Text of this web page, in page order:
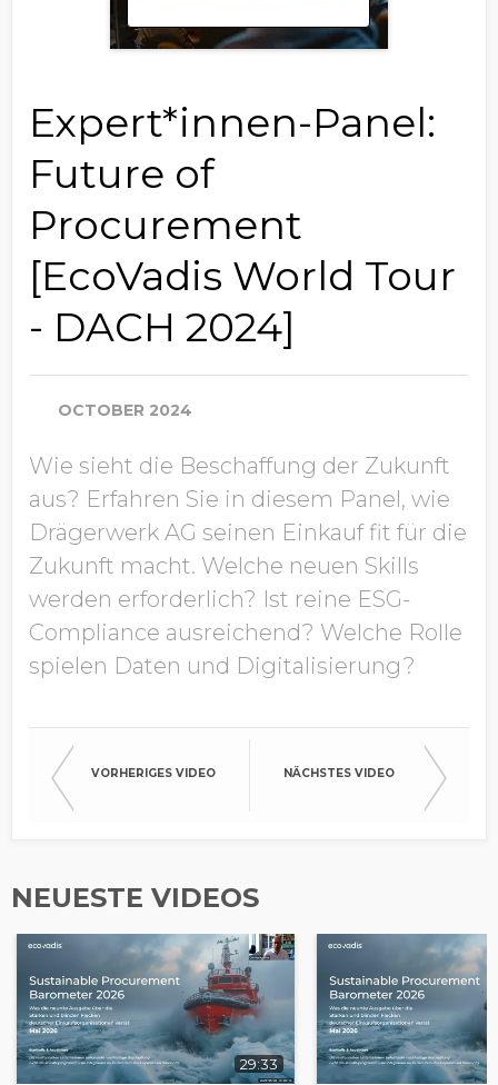
Vorname
Nachname
Position
Unternehmen
Industrie
Jahresumsatz (global)
von EcoVadis anmelden
Expert*innen-Panel:
Future of
Procurement
[EcoVadis World Tour
- DACH 2024]
OCTOBER 2024
Wie sieht die Beschaffung der Zukunft
aus? Erfahren Sie in diesem Panel, wie
Drägerwerk AG seinen Einkauf fit für die
Zukunft macht. Welche neuen Skills
werden erforderlich? Ist reine ESG-
Compliance ausreichend? Welche Rolle
spielen Daten und Digitalisierung?
VORHERIGES VIDEO NÄCHSTES VIDEO
NEUESTE VIDEOS
29:33